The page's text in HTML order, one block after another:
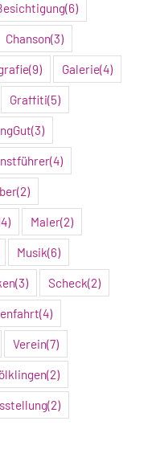
(6)
Chanson(3)
(9) Galerie(4)
Graffiti(5)
(3)
(4)
(2)
Maler(2)
Musik(6)
(3) Scheck(2)
(4)
Verein(7)
(2)
(2)